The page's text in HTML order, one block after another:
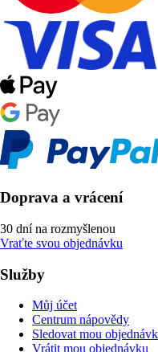
Doprava a vrácení
30 dní na rozmyšlenou
Vraťte svou objednávku
Služby
Můj účet
Centrum nápovědy
Sledovat mou
Vrátit mou objednávku